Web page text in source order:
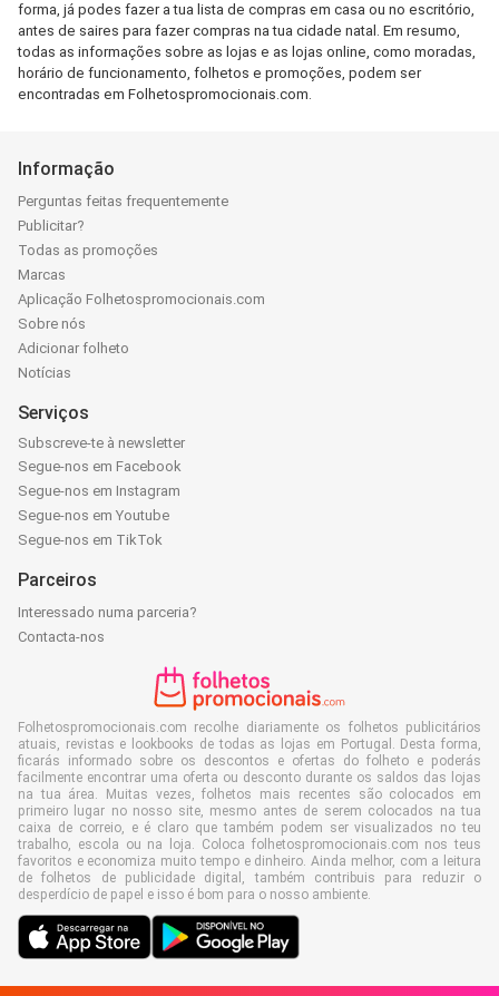
forma, já podes fazer a tua lista de compras em casa ou no escritório,
antes de saires para fazer compras na tua cidade natal. Em resumo,
todas as informações sobre as lojas e as lojas online, como moradas,
horário de funcionamento, folhetos e promoções, podem ser
encontradas em Folhetospromocionais.com.
Informação
Perguntas feitas frequentemente
Publicitar?
Todas as promoções
Marcas
Aplicação Folhetospromocionais.com
Sobre nós
Adicionar folheto
Notícias
Serviços
Subscreve-te à newsletter
Segue-nos em Facebook
Segue-nos em Instagram
Segue-nos em Youtube
Segue-nos em TikTok
Parceiros
Interessado numa parceria?
Contacta-nos
Folhetospromocionais.com recolhe diariamente os folhetos publicitários
atuais, revistas e lookbooks de todas as lojas em Portugal. Desta forma,
ficarás informado sobre os descontos e ofertas do folheto e poderás
facilmente encontrar uma oferta ou desconto durante os saldos das lojas
na tua área. Muitas vezes, folhetos mais recentes são colocados em
primeiro lugar no nosso site, mesmo antes de serem colocados na tua
caixa de correio, e é claro que também podem ser visualizados no teu
trabalho, escola ou na loja. Coloca folhetospromocionais.com nos teus
favoritos e economiza muito tempo e dinheiro. Ainda melhor, com a leitura
de folhetos de publicidade digital, também contribuis para reduzir o
desperdício de papel e isso é bom para o nosso ambiente.